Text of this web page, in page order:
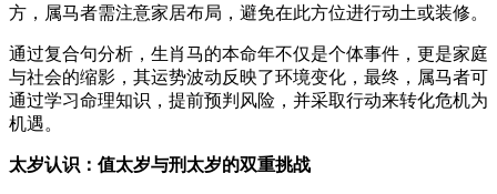
方，属马者需注意家居布局，避免在此方位进行动土或装修。
通过复合句分析，生肖马的本命年不仅是个体事件，更是家庭
与社会的缩影，其运势波动反映了环境变化，最终，属马者可
通过学习命理知识，提前预判风险，并采取行动来转化危机为
机遇。
太岁认识：值太岁与刑太岁的双重挑战